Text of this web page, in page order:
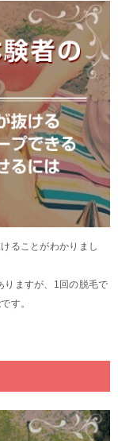
ることがわかりまし
りますが、1回の脱毛で
す。